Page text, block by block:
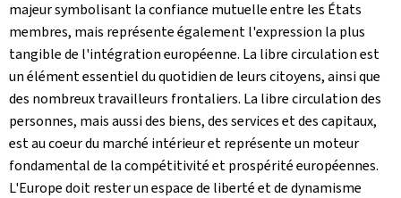
majeur symbolisant la confiance mutuelle entre les États
membres, mais représente également l'expression la plus
tangible de l'intégration européenne. La libre circulation est
un élément essentiel du quotidien de leurs citoyens, ainsi que
des nombreux travailleurs frontaliers. La libre circulation des
personnes, mais aussi des biens, des services et des capitaux,
est au coeur du marché intérieur et représente un moteur
fondamental de la compétitivité et prospérité européennes.
L'Europe doit rester un espace de liberté et de dynamisme